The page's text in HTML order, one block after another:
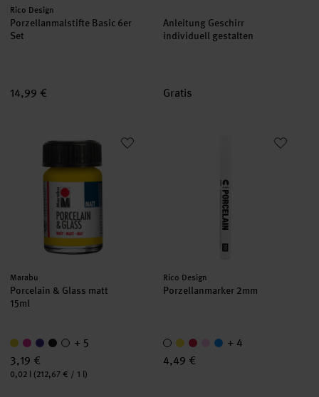
Hersteller:
Rico Design
Porzellanmalstifte Basic 6er
Set
14,99 €
Anleitung Geschirr
individuell gestalten
Gratis
Hersteller:
Marabu
Porcelain & Glass matt
15ml
+ 5
3,19 €
Inhalt:
0,02 l (212,67 € / 1 l)
Hersteller:
Rico Design
Porzellanmarker 2mm
+ 4
4,49 €